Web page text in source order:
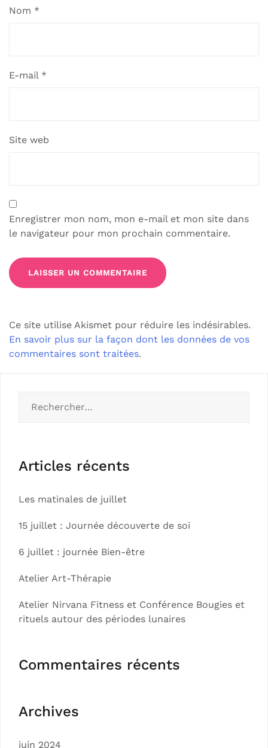
Nom *
E-mail *
Site web
Enregistrer mon nom, mon e-mail et mon site dans
le navigateur pour mon prochain commentaire.
Ce site utilise Akismet pour réduire les indésirables.
En savoir plus sur la façon dont les données de vos
commentaires sont traitées.
Articles récents
Les matinales de juillet
15 juillet : Journée découverte de soi
6 juillet : journée Bien-être
Atelier Art-Thérapie
Atelier Nirvana Fitness et Conférence Bougies et
rituels autour des périodes lunaires
Commentaires récents
Archives
juin 2024